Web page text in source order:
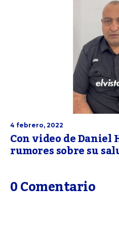
4 febrero, 2022
Con video de Daniel
rumores sobre su
0 Comentario